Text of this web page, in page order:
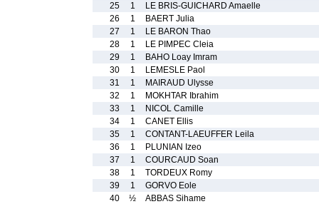
25
1
LE BRIS-GUICHARD Amaelle
26
1
BAERT Julia
27
1
LE BARON Thao
28
1
LE PIMPEC Cleia
29
1
BAHO Loay Imram
30
1
LEMESLE Paol
31
1
MAIRAUD Ulysse
32
1
MOKHTAR Ibrahim
33
1
NICOL Camille
34
1
CANET Ellis
35
1
CONTANT-LAEUFFER Leila
36
1
PLUNIAN Izeo
37
1
COURCAUD Soan
38
1
TORDEUX Romy
39
1
GORVO Eole
40
½
ABBAS Sihame